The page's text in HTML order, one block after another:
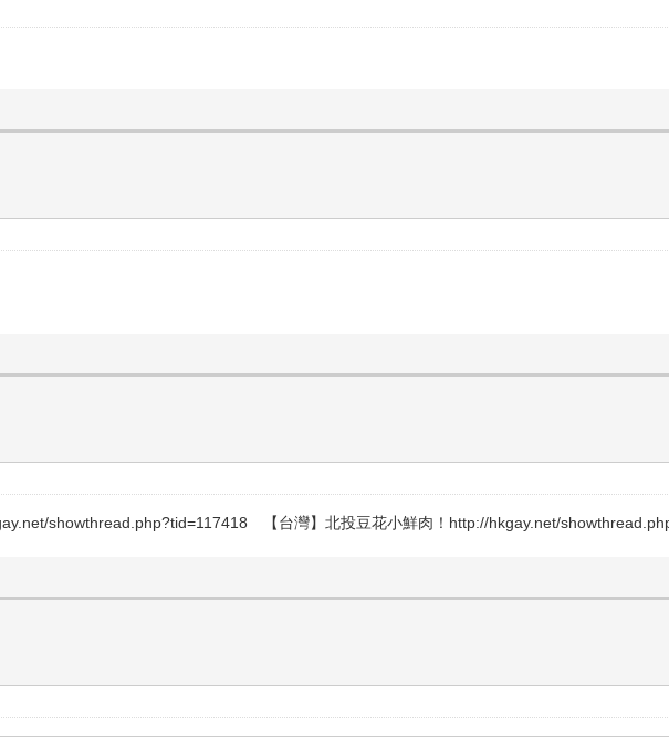
showthread.php?tid=117418 【台灣】北投豆花小鮮肉！http://hkgay.net/